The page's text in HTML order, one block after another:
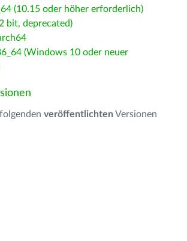
(10.15 oder höher erforderlich)
bit, deprecated)
(Windows 10 oder neuer
veröffentlichten Versionen